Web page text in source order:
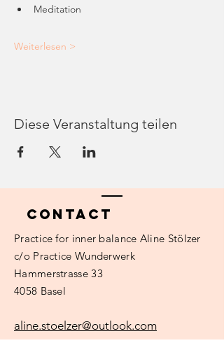
Meditation
Weiterlesen >
Diese Veranstaltung teilen
Contact
Practice for inner balance Aline Stölzer
c/o Practice Wunderwerk
Hammerstrasse 33
4058 Basel
aline.stoelzer@outlook.com